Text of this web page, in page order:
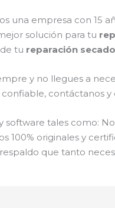
una empresa con 15
solución para tu
tu reparación
y no llegues a
contáctanos y
tales como:
100% originales y
que tanto